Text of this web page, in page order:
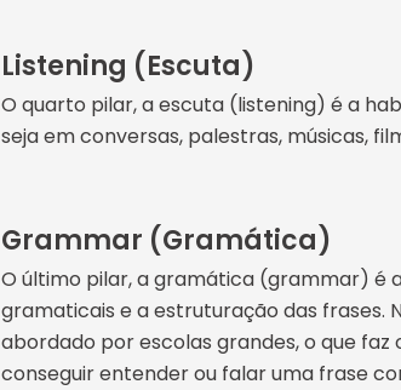
Listening (Escuta)
O quarto pilar, a escuta (listening) é a
seja em conversas, palestras, músicas,
Grammar (Gramática)
O último pilar, a gramática (grammar) é
gramaticais e a estruturação das frases.
abordado por escolas grandes, o que
conseguir entender ou falar uma frase